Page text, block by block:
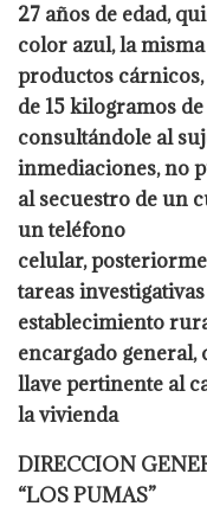
27 años de edad,
color azul, la
productos
de 15 kilogramos
consultándole al
inmediaciones, no
al secuestro de un
un teléfono
celular,
tareas
establecimiento
encargado general,
llave pertinente al
la vivienda
DIRECCION
“LOS PUMAS”